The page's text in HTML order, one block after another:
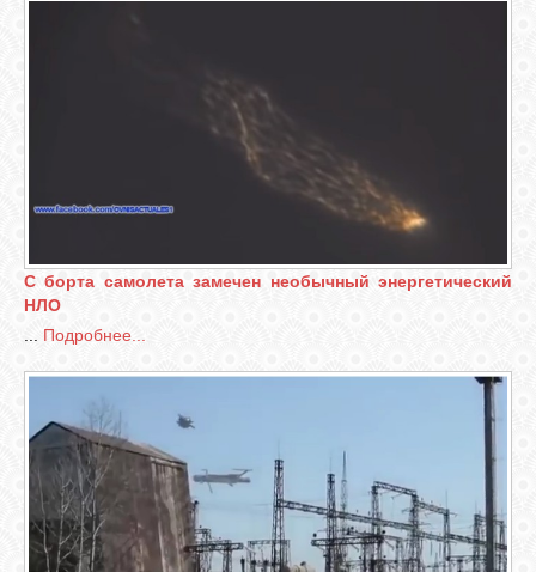
С борта самолета замечен необычный энергетический
НЛО
... Подробнее...